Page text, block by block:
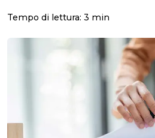
Company
Tempo di lettura: 3 min